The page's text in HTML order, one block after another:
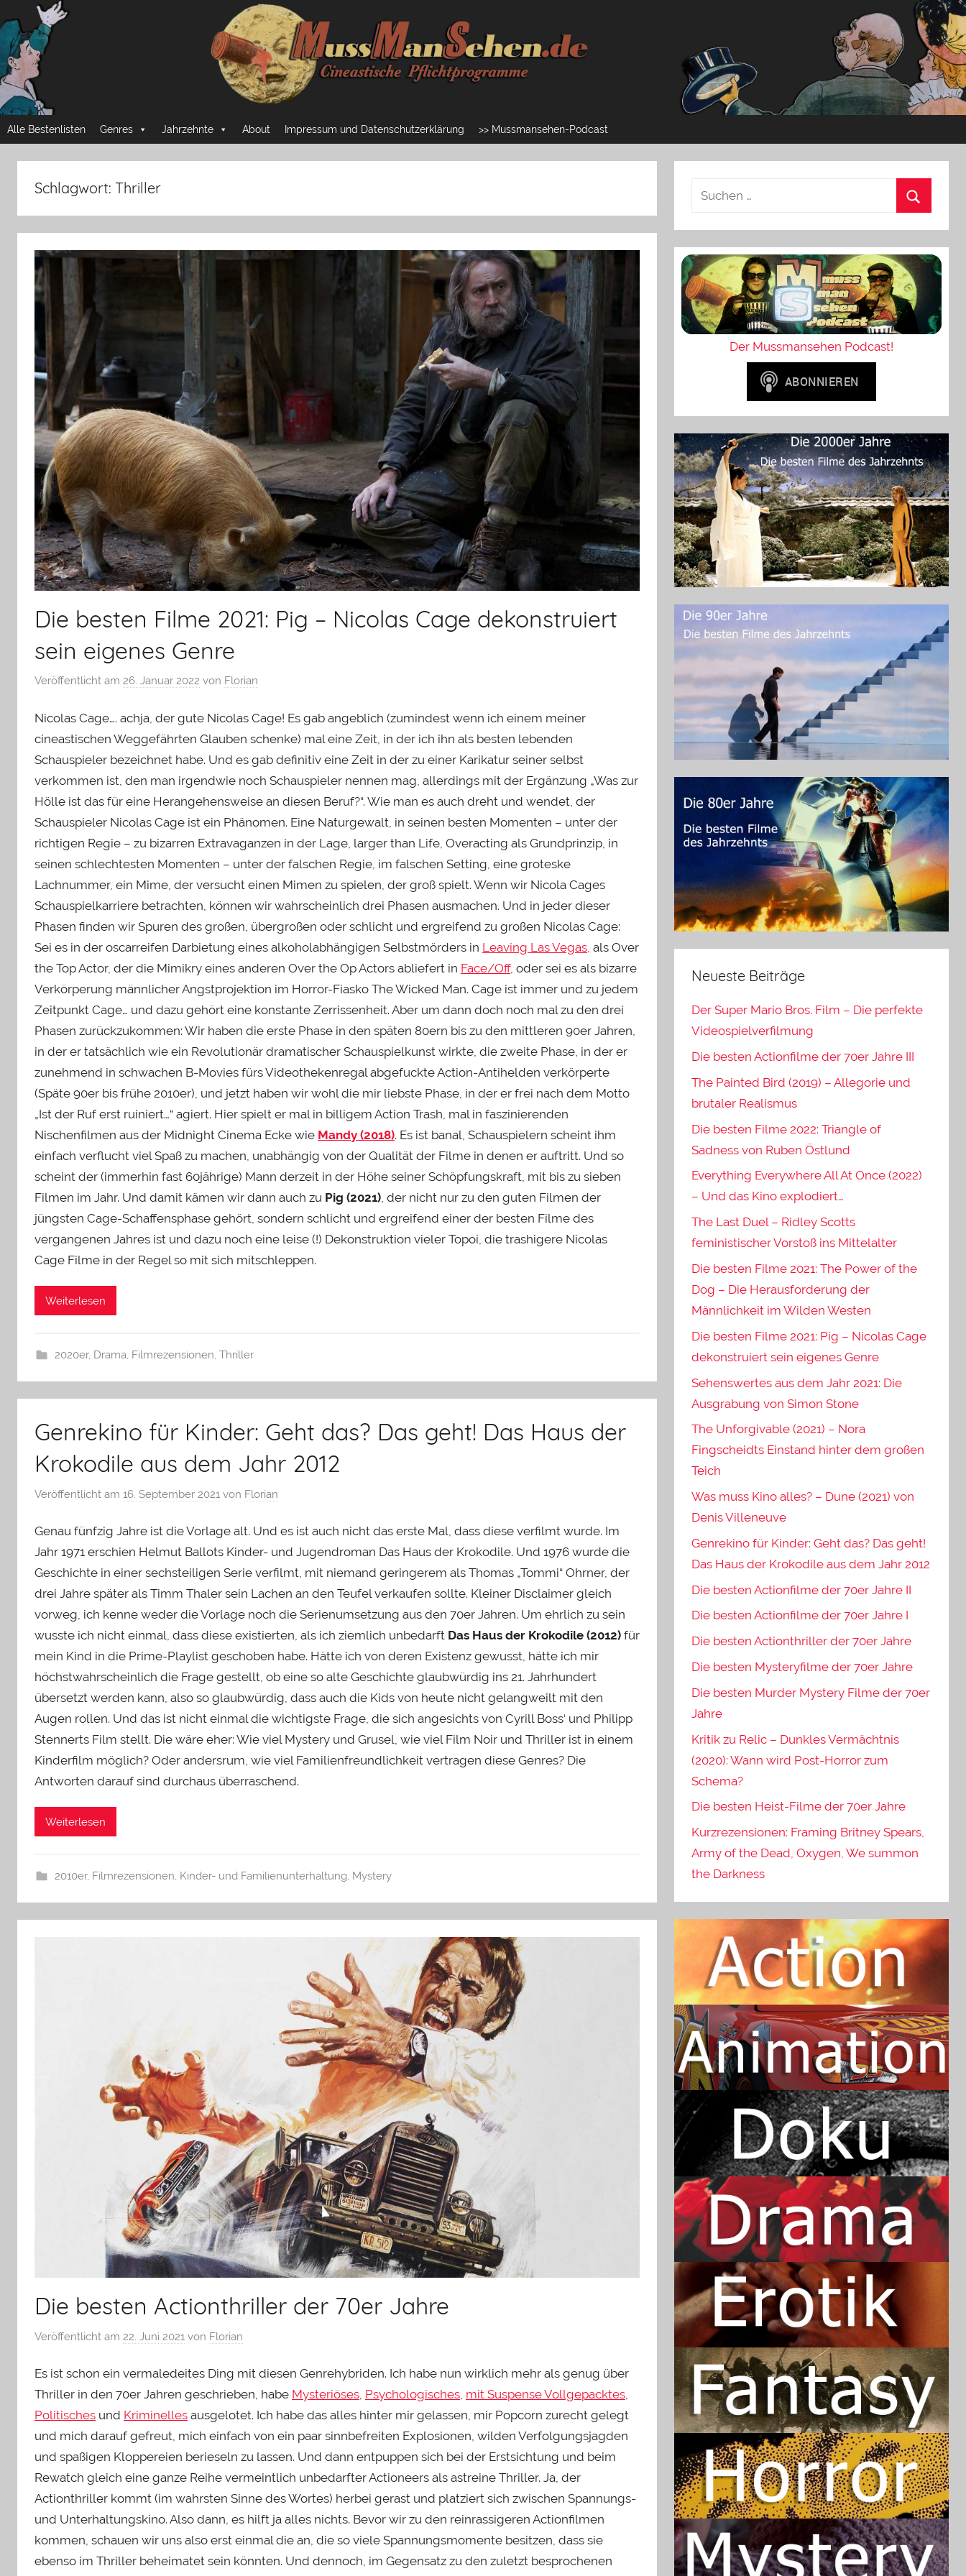
Inhalt
springen
Mussmansehen
Cineastische
Pflichtprogramme
Alle Bestenlisten Genres Jahrzehnte About Impressum und Datenschutzerklärung >> Mussmansehen-Podcast
Schlagwort: Thriller
Die besten Filme 2021: Pig – Nicolas Cage dekonstruiert
sein eigenes Genre
Veröffentlicht am 26. Januar 2022 von Florian
Nicolas Cage…. achja, der gute Nicolas Cage! Es gab angeblich (zumindest wenn ich einem meiner
cineastischen Weggefährten Glauben schenke) mal eine Zeit, in der ich ihn als besten lebenden
Schauspieler bezeichnet habe. Und es gab definitiv eine Zeit in der zu einer Karikatur seiner selbst
verkommen ist, den man irgendwie noch Schauspieler nennen mag, allerdings mit der Ergänzung „Was zur
Hölle ist das für eine Herangehensweise an diesen Beruf?“. Wie man es auch dreht und wendet, der
Schauspieler Nicolas Cage ist ein Phänomen. Eine Naturgewalt, in seinen besten Momenten – unter der
richtigen Regie – zu bizarren Extravaganzen in der Lage, larger than Life, Overacting als Grundprinzip, in
seinen schlechtesten Momenten – unter der falschen Regie, im falschen Setting, eine groteske
Lachnummer, ein Mime, der versucht einen Mimen zu spielen, der groß spielt. Wenn wir Nicola Cages
Schauspielkarriere betrachten, können wir wahrscheinlich drei Phasen ausmachen. Und in jeder dieser
Phasen finden wir Spuren des großen, übergroßen oder schlicht und ergreifend zu großen Nicolas Cage:
Sei es in der oscarreifen Darbietung eines alkoholabhängigen Selbstmörders in Leaving Las Vegas, als Over
the Top Actor, der die Mimikry eines anderen Over the Op Actors abliefert in Face/Off, oder sei es als bizarre
Verkörperung männlicher Angstprojektion im Horror-Fiasko The Wicked Man. Cage ist immer und zu jedem
Zeitpunkt Cage… und dazu gehört eine konstante Zerrissenheit. Aber um dann doch noch mal zu den drei
Phasen zurückzukommen: Wir haben die erste Phase in den späten 80ern bis zu den mittleren 90er Jahren,
in der er tatsächlich wie ein Revolutionär dramatischer Schauspielkunst wirkte, die zweite Phase, in der er
zunehmend in schwachen B-Movies fürs Videothekenregal abgefuckte Action-Antihelden verkörperte
(Späte 90er bis frühe 2010er), und jetzt haben wir wohl die mir liebste Phase, in der er frei nach dem Motto
„Ist der Ruf erst ruiniert…“ agiert. Hier spielt er mal in billigem Action Trash, mal in faszinierenden
Nischenfilmen aus der Midnight Cinema Ecke wie Mandy (2018). Es ist banal, Schauspielern scheint ihm
einfach verflucht viel Spaß zu machen, unabhängig von der Qualität der Filme in denen er auftritt. Und so
scheint der (immerhin fast 60jährige) Mann derzeit in der Höhe seiner Schöpfungskraft, mit bis zu sieben
Filmen im Jahr. Und damit kämen wir dann auch zu Pig (2021) , der nicht nur zu den guten Filmen der
jüngsten Cage-Schaffensphase gehört, sondern schlicht und ergreifend einer der besten Filme des
vergangenen Jahres ist und dazu noch eine leise (!) Dekonstruktion vieler Topoi, die trashigere Nicolas
Cage Filme in der Regel so mit sich mitschleppen.
Weiterlesen
2020er, Drama, Filmrezensionen, Thriller
Genrekino für Kinder: Geht das? Das geht! Das Haus der
Krokodile aus dem Jahr 2012
Veröffentlicht am 16. September 2021 von Florian
Genau fünfzig Jahre ist die Vorlage alt. Und es ist auch nicht das erste Mal, dass diese verfilmt wurde. Im
Jahr 1971 erschien Helmut Ballots Kinder- und Jugendroman Das Haus der Krokodile. Und 1976 wurde die
Geschichte in einer sechsteiligen Serie verfilmt, mit niemand geringerem als Thomas „Tommi“ Ohrner, der
drei Jahre später als Timm Thaler sein Lachen an den Teufel verkaufen sollte. Kleiner Disclaimer gleich
vorweg, ich kenne weder die Vorlage noch die Serienumsetzung aus den 70er Jahren. Um ehrlich zu sein
wusste ich nicht einmal, dass diese existierten, als ich ziemlich unbedarft Das Haus der Krokodile (2012) für
mein Kind in die Prime-Playlist geschoben habe. Hätte ich von deren Existenz gewusst, hätte ich mir
höchstwahrscheinlich die Frage gestellt, ob eine so alte Geschichte glaubwürdig ins 21. Jahrhundert
übersetzt werden kann, also so glaubwürdig, dass auch die Kids von heute nicht gelangweilt mit den
Augen rollen. Und das ist nicht einmal die wichtigste Frage, die sich angesichts von Cyrill Boss‘ und Philipp
Stennerts Film stellt. Die wäre eher: Wie viel Mystery und Grusel, wie viel Film Noir und Thriller ist in einem
Kinderfilm möglich? Oder andersrum, wie viel Familienfreundlichkeit vertragen diese Genres? Die
Antworten darauf sind durchaus überraschend.
Weiterlesen
2010er, Filmrezensionen, Kinder- und Familienunterhaltung, Mystery
Die besten Actionthriller der 70er Jahre
Veröffentlicht am 22. Juni 2021 von Florian
Es ist schon ein vermaledeites Ding mit diesen Genrehybriden. Ich habe nun wirklich mehr als genug über
Thriller in den 70er Jahren geschrieben, habe Mysteriöses, Psychologisches, mit Suspense Vollgepacktes,
Politisches und Kriminelles ausgelotet. Ich habe das alles hinter mir gelassen, mir Popcorn zurecht gelegt
und mich darauf gefreut, mich einfach von ein paar sinnbefreiten Explosionen, wilden Verfolgungsjagden
und spaßigen Kloppereien berieseln zu lassen. Und dann entpuppen sich bei der Erstsichtung und beim
Rewatch gleich eine ganze Reihe vermeintlich unbedarfter Actioneers als astreine Thriller. Ja, der
Actionthriller kommt (im wahrsten Sinne des Wortes) herbei gerast und platziert sich zwischen Spannungs-
und Unterhaltungskino. Also dann, es hilft ja alles nichts. Bevor wir zu den reinrassigeren Actionfilmen
kommen, schauen wir uns also erst einmal die an, die so viele Spannungsmomente besitzen, dass sie
ebenso im Thriller beheimatet sein könnten. Und dennoch, im Gegensatz zu den zuletzt besprochenen
Der Mussmansehen Podcast!
Neueste Beiträge
Der Super Mario Bros. Film – Die perfekte
Videospielverfilmung
Die besten Actionfilme der 70er Jahre III
The Painted Bird (2019) – Allegorie und
brutaler Realismus
Die besten Filme 2022: Triangle of
Sadness von Ruben Östlund
Everything Everywhere All At Once (2022)
– Und das Kino explodiert…
The Last Duel – Ridley Scotts
feministischer Vorstoß ins Mittelalter
Die besten Filme 2021: The Power of the
Dog – Die Herausforderung der
Männlichkeit im Wilden Westen
Die besten Filme 2021: Pig – Nicolas Cage
dekonstruiert sein eigenes Genre
Sehenswertes aus dem Jahr 2021: Die
Ausgrabung von Simon Stone
The Unforgivable (2021) – Nora
Fingscheidts Einstand hinter dem großen
Teich
Was muss Kino alles? – Dune (2021) von
Denis Villeneuve
Genrekino für Kinder: Geht das? Das geht!
Das Haus der Krokodile aus dem Jahr 2012
Die besten Actionfilme der 70er Jahre II
Die besten Actionfilme der 70er Jahre I
Die besten Actionthriller der 70er Jahre
Die besten Mysteryfilme der 70er Jahre
Die besten Murder Mystery Filme der 70er
Jahre
Kritik zu Relic – Dunkles Vermächtnis
(2020): Wann wird Post-Horror zum
Schema?
Die besten Heist-Filme der 70er Jahre
Kurzrezensionen: Framing Britney Spears,
Army of the Dead, Oxygen, We summon
the Darkness